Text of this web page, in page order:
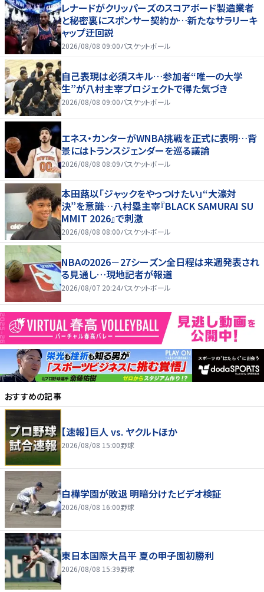
レナードがクリッパーズのスコアボード製造業者
と秘密裏にスポンサー契約か‬…新たなサラリーキ
ャップ迂回説
2026/08/08 09:00バスケットボール
自己表現は必須スキル…参加者“唯一の大学
生”が八村主宰プロジェクトで得た気づき
2026/08/08 09:00バスケットボール
エネス・カンターがWNBA挑戦を正式に表明…背
景にはトランスジェンダーを巡る議論
2026/08/08 08:09バスケットボール
本田蕗以「ジャックをやっつけたい」“大濠対
決”を意識…八村塁主宰『BLACK SAMURAI SU
MMIT 2026』で刺激
2026/08/08 08:00バスケットボール
NBAの2026－27シーズン全日程は来週発表され
る見通し…現地記者が報道
2026/08/07 20:24バスケットボール
おすすめの記事
【速報】巨人 vs. ヤクルトほか
2026/08/08 15:00野球
白樺学園が敗退 明暗分けたビデオ検証
2026/08/08 16:00野球
東日本国際大昌平 夏の甲子園初勝利
2026/08/08 15:39野球